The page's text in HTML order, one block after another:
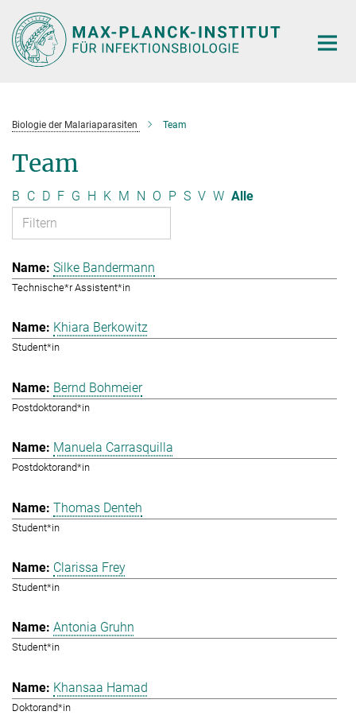
Hauptinhalt
Biologie der Malariaparasiten Team
Team
B C D F G H K M N O P S V W Alle
Silke Bandermann
Technische*r Assistent*in
Khiara Berkowitz
Student*in
Bernd Bohmeier
Postdoktorand*in
Manuela Carrasquilla
Postdoktorand*in
Thomas Denteh
Student*in
Clarissa Frey
Student*in
Antonia Gruhn
Student*in
Khansaa Hamad
Doktorand*in